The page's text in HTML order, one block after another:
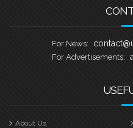
For News:
For Advertisements:
About Us